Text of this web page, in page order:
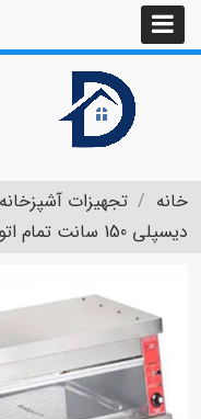
خانه تجهیزات
دیسپلی 150 سانت تمام اتومات تمام نگیر وینتورا